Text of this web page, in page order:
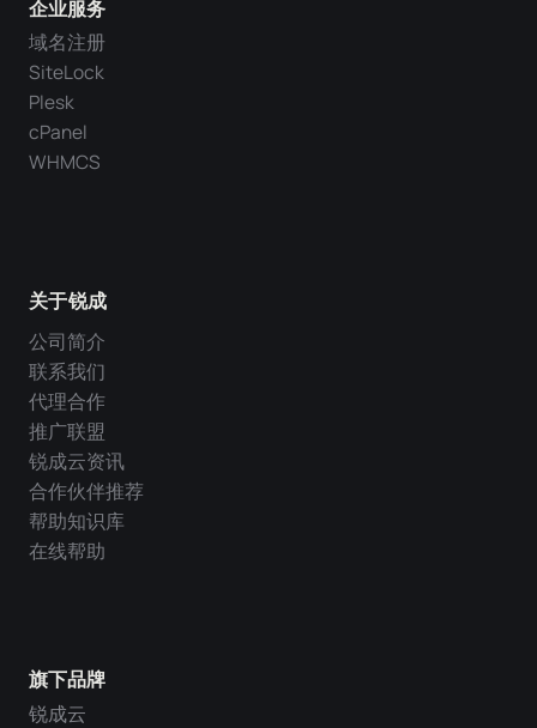
旗下品牌
锐成云
企业服务
域名注册
SiteLock
Plesk
cPanel
WHMCS
关于锐成
公司简介
联系我们
代理合作
推广联盟
锐成云资讯
合作伙伴推荐
帮助知识库
在线帮助